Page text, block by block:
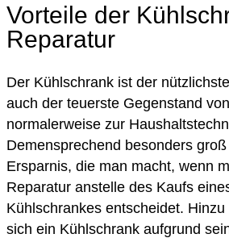
Vorteile der
Reparatur
Der Kühlschrank ist der
auch der teuerste Gegenstand
normalerweise zur
Demensprechend besonders
Ersparnis, die man macht, wenn
Reparatur anstelle des Kaufs
Kühlschrankes entscheidet.
sich ein Kühlschrank aufgrund